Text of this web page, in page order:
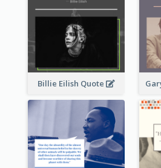
Billie Eilish Quote